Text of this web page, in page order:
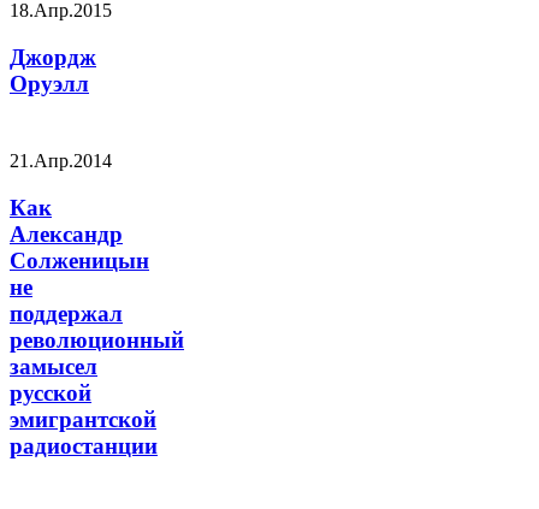
18.Апр.2015
Джордж
Оруэлл
21.Апр.2014
Как
Александр
Солженицын
не
поддержал
революционный
замысел
русской
эмигрантской
радиостанции